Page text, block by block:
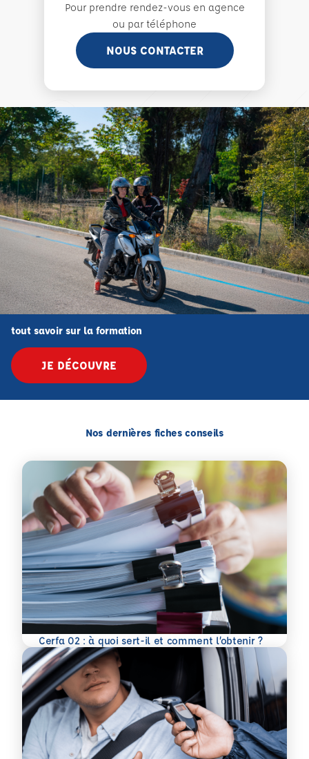
Pour prendre rendez-vous en agence
ou par téléphone
NOUS CONTACTER
tout savoir sur la formation
JE DÉCOUVRE
Nos dernières fiches conseils
Cerfa 02 : à quoi sert-il et comment l’obtenir ?
En savoir plus